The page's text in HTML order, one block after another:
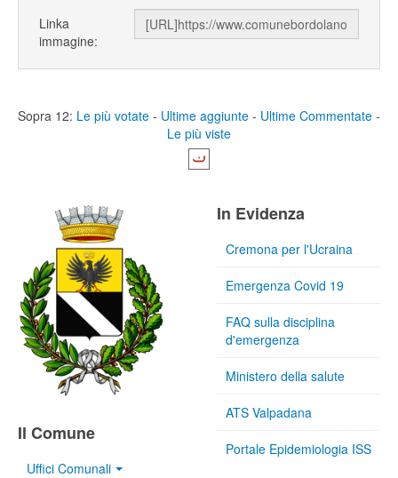
Linka
immagine:
Sopra 12: Le più votate - Ultime aggiunte - Ultime Commentate -
Le più viste
Il Comune
Uffici Comunali
In Evidenza
Cremona per l'Ucraina
Emergenza Covid 19
FAQ sulla disciplina
d'emergenza
Ministero della salute
ATS Valpadana
Portale Epidemiologia ISS